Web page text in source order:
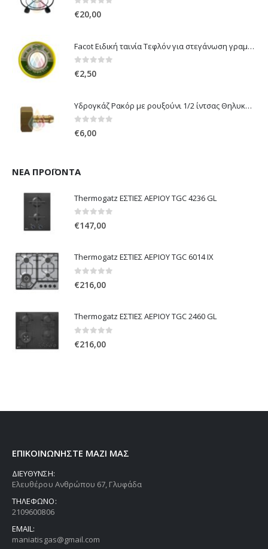
0out of 5
€20,00
Facot Ειδική ταινία Τεφλόν για στεγάνωση γραμμών αερίου 12m
0out of 5
€2,50
Υδρογκάζ Ρακόρ με ρουξούνι 1/2 ίντσας Θηλυκό Δεξιόστροφο για σύνδεση συσκευών με λάστιχο υγραερίου 8mm
0out of 5
€6,00
ΝΈΑ ΠΡΟΪΌΝΤΑ
Thermogatz ΕΣΤΙΕΣ ΑΕΡΙΟΥ TGC 4236 GL
0out of 5
€147,00
Thermogatz ΕΣΤΙΕΣ ΑΕΡΙΟΥ TGC 6014 IX
0out of 5
€216,00
Thermogatz ΕΣΤΙΕΣ ΑΕΡΙΟΥ TGC 2460 GL
€216,00
ΕΠΙΚΟΙΝΩΝΗΣΤΕ ΜΑΖΙ ΜΑΣ
ΔΙΕΥΘΥΝΣΗ:
Ελευθέρου Ανθρώπου 67, Γλυφάδα
ΤΗΛΕΦΩΝΟ:
2109600806
EMAIL:
maniatisgas@gmail.com